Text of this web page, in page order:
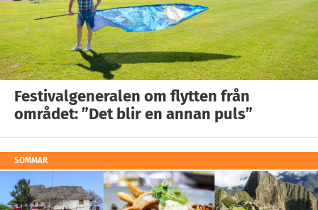
Festivalgeneralen om flytten från
området: ”Det blir en annan puls”
SOMMAR